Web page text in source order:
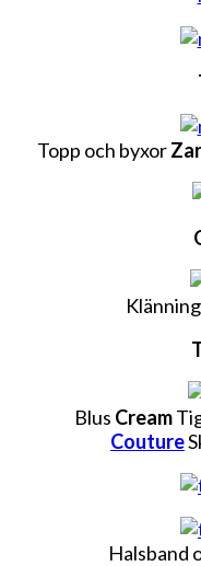
Topp och byxor
Blus Cream
Couture
Halsband